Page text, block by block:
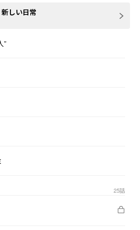
へと押し上げ、家族からの圧力にも、競
。
略は自らの家族によるものであり、琉璃
の後悔が呑み込んだ。
れた男は、卵焼きの焼き方を学び、育児
る。
しい日常
”
25話